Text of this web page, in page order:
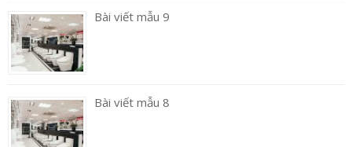
Bài viết mẫu 9
Bài viết mẫu 8